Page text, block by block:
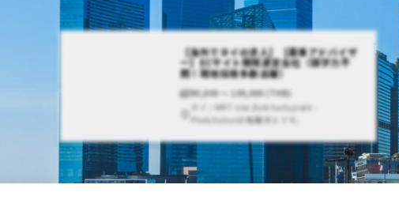
【海外でタイの求人】【薬事アドバイザ
ー】ECサイト開発運営会社（語学力不
問！現地採用多数活躍）
80,000 〜 100,000 (THB)
タイ / MRT Line,Ratchadapisek -
Phetchaburiの転職求人です。